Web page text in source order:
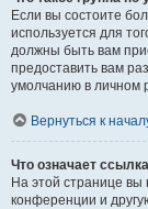
Если вы состоите
используется для
должны быть вам
предоставить вам
умолчанию в личном
Вернуться к
Что означает
На этой странице вы
конференции и